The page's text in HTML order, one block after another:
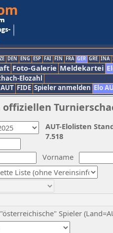
DEN ENG ESP FAI FIN FRA GER GRE INA
Foto-Galerie Meldekartei
Elozahl
FIDE Spieler anmelden Elo
Vorname
Spieler
AUT-Elolisten
7.518